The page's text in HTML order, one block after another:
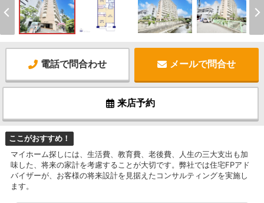
電話で問合わせ メールで問合せ
来店予約
ここがおすすめ！
マイホーム探しには、生活費、教育費、老後費、人生の三大支出も加
味した、将来の家計を考慮することが大切です。弊社では住宅FPアド
バイザーが、お客様の将来設計を見据えたコンサルティングを実施し
ます。